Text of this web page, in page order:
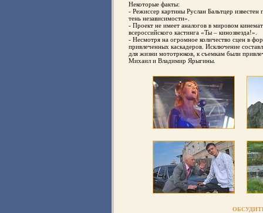
Некоторые факты:
- Режиссер картины Руслан Бальтцер
тень независимости».
- Проект не имеет аналогов в мировом
всероссийского кастинга «Ты – кинозвезда!».
- Несмотря на огромное количество сцен в
привлеченных каскадеров. Исключение
для жизни мототрюков, к съемкам были
Михаил и Владимир Ярыгины.